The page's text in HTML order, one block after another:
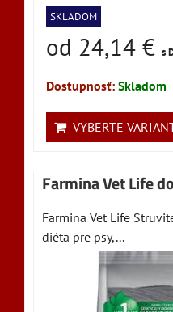
SKLADOM
od 24,14 € s
Dostupnosť: Skladom
VYBERTE
Farmina Vet Life
Farmina Vet Life
diéta pre psy,...